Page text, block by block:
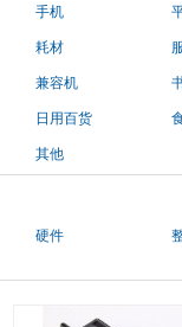
手机
耗材
兼容机
日用百货
其他
硬件